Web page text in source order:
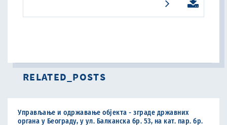
RELATED_POSTS
Управљање и одржавање објекта - зграде државних
органа у Београду, у ул. Балканска бр. 53, на кат. пар. бр.